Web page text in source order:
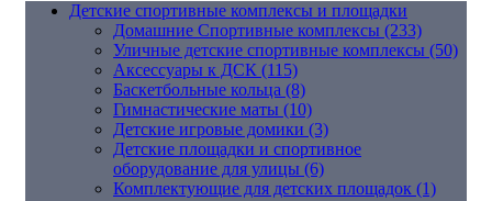
Детские спортивные комплексы и площадки
Домашние Спортивные комплексы (233)
Уличные детские спортивные комплексы (50)
Аксессуары к ДСК (115)
Баскетбольные кольца (8)
Гимнастические маты (10)
Детские игровые домики (3)
Детские площадки и спортивное
оборудование для улицы (6)
Комплектующие для детских площадок (1)